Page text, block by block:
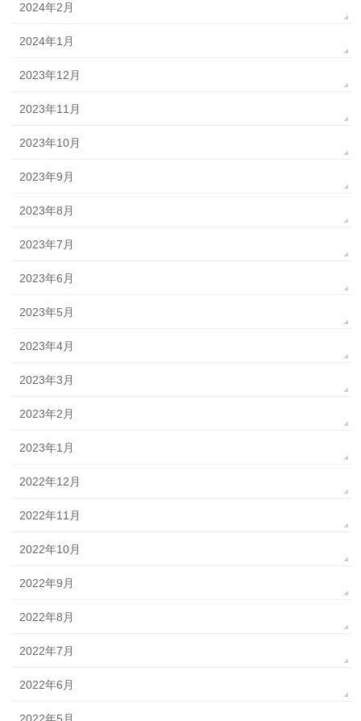
2024年2月
2024年1月
2023年12月
2023年11月
2023年10月
2023年9月
2023年8月
2023年7月
2023年6月
2023年5月
2023年4月
2023年3月
2023年2月
2023年1月
2022年12月
2022年11月
2022年10月
2022年9月
2022年8月
2022年7月
2022年6月